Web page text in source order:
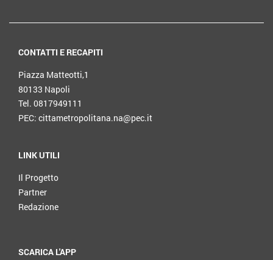
CONTATTI E RECAPITI
Piazza Matteotti,1
80133 Napoli
Tel. 0817949111
PEC: cittametropolitana.na@pec.it
LINK UTILI
Il Progetto
Partner
Redazione
SCARICA L'APP